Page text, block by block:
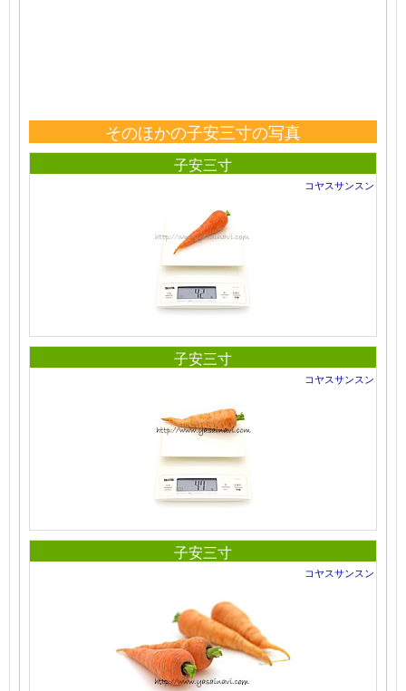
そのほかの子安三寸の写真
子安三寸
コヤスサンスン
子安三寸
コヤスサンスン
子安三寸
コヤスサンスン